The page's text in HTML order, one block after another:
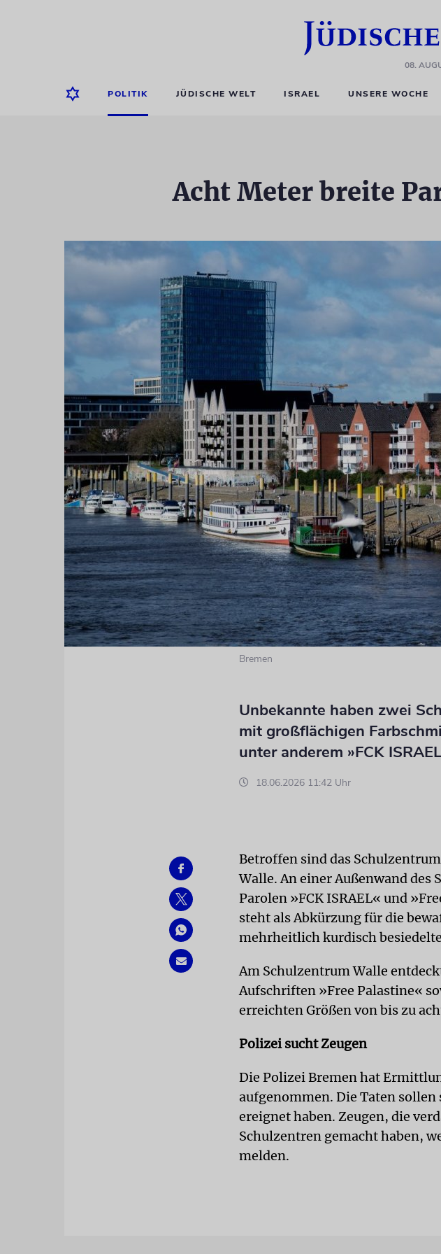
08.
POLITIK JÜDISCHE WELT ISRAEL UNSERE WOCHE
Acht Meter breite
Bremen
Unbekannte haben zwei
mit großflächigen
unter anderem »FCK
18.06.2026 11:42 Uhr
Betroffen sind das
Walle. An einer Außenwand des
Parolen »FCK ISRAEL« und
steht als Abkürzung für die
mehrheitlich kurdisch
Am Schulzentrum Walle
Aufschriften »Free Palastine«
erreichten Größen von bis zu
Polizei sucht Zeugen
Die Polizei Bremen hat
aufgenommen. Die Taten sollen
ereignet haben. Zeugen, die
Schulzentren gemacht haben,
melden.